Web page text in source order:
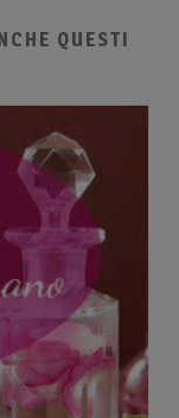
QUESTI